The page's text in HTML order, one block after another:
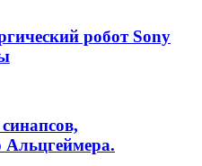
робот Sony